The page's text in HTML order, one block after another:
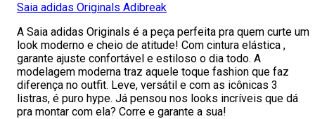
Saia adidas Originals Adibreak
A Saia adidas Originals é a peça perfeita pra quem curte um
look moderno e cheio de atitude! Com cintura elástica ,
garante ajuste confortável e estiloso o dia todo. A
modelagem moderna traz aquele toque fashion que faz
diferença no outfit. Leve, versátil e com as icônicas 3
listras, é puro hype. Já pensou nos looks incríveis que dá
pra montar com ela? Corre e garante a sua!